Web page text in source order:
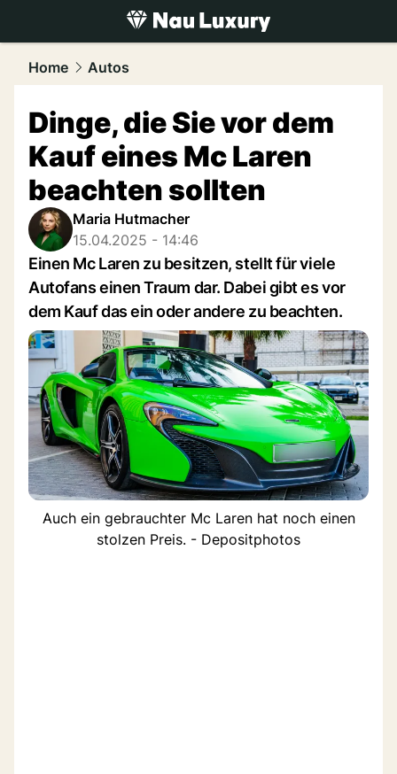
luxury.NAU.ch
Home Autos
Dinge, die Sie vor dem
Kauf eines Mc Laren
beachten sollten
Maria Hutmacher
15.04.2025 - 14:46
Einen Mc Laren zu besitzen, stellt für viele
Autofans einen Traum dar. Dabei gibt es vor
dem Kauf das ein oder andere zu beachten.
Auch ein gebrauchter Mc Laren hat noch einen
stolzen Preis. - Depositphotos